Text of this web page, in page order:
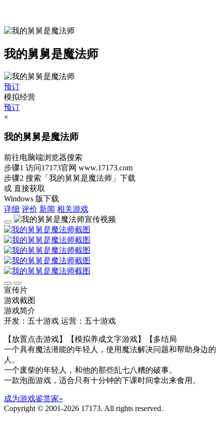
我的舅舅是魔法师
预订
模拟经营
预订
×
我的舅舅是魔法师
前往电脑端浏览器搜索
步骤1 访问17173官网 www.17173.com
步骤2 搜索 「我的舅舅是魔法师」 下载
或 直接获取
Windows 版下载
详细 评价 新闻 相关游戏
宣传片
游戏截图
游戏简介
开发：五十游戏 运营：五十游戏
【放置点击游戏】【模拟养成文字游戏】【多结局
一个具有魔法潜能的年轻人，使用魔法解决问题和帮助身边的
人。
一个废柴的年轻人，和他的那些乱七八糟的破事。
一款泡面游戏，适合只有十分钟的下课时间拿出来食用。
成为游戏鉴赏家»
Copyright © 2001-2026 17173. All rights reserved.